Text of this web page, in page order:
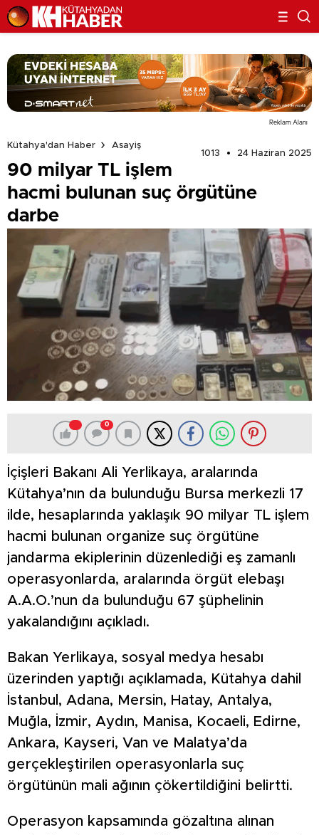
Reklam Alanı
Kütahya'dan Haber
Asayiş
1013
24 Haziran 2025
90 milyar TL işlem
hacmi bulunan suç örgütüne
darbe
0
İçişleri Bakanı Ali Yerlikaya, aralarında
Kütahya’nın da bulunduğu Bursa merkezli 17
ilde, hesaplarında yaklaşık 90 milyar TL işlem
hacmi bulunan organize suç örgütüne
jandarma ekiplerinin düzenlediği eş zamanlı
operasyonlarda, aralarında örgüt elebaşı
A.A.O.’nun da bulunduğu 67 şüphelinin
yakalandığını açıkladı.
Bakan Yerlikaya, sosyal medya hesabı
üzerinden yaptığı açıklamada, Kütahya dahil
İstanbul, Adana, Mersin, Hatay, Antalya,
Muğla, İzmir, Aydın, Manisa, Kocaeli, Edirne,
Ankara, Kayseri, Van ve Malatya’da
gerçekleştirilen operasyonlarla suç
örgütünün mali ağının çökertildiğini belirtti.
Operasyon kapsamında gözaltına alınan